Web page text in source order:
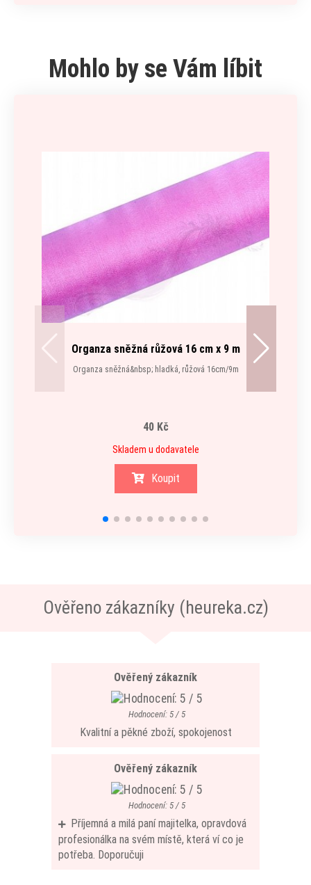
Mohlo by se Vám líbit
Organza sněžná růžová 16 cm x 9 m
Organza sněžná&nbsp; hladká, růžová 16cm/9m
40 Kč
Skladem u dodavatele
Koupit
Ověřeno zákazníky (heureka.cz)
Ověřený zákazník
Hodnocení: 5 / 5
Kvalitní a pěkné zboží, spokojenost
Ověřený zákazník
Hodnocení: 5 / 5
Příjemná a milá paní majitelka, opravdová
profesionálka na svém místě, která ví co je
potřeba. Doporučuji